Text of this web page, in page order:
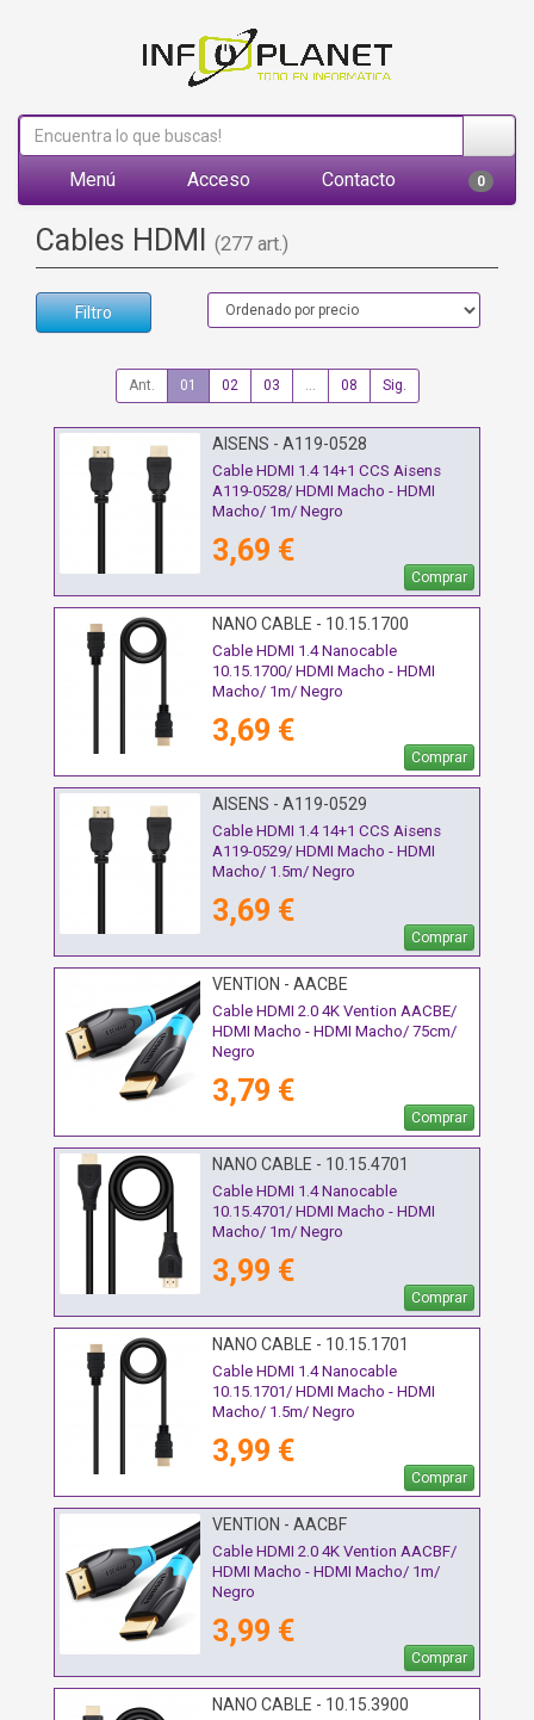
Menú Acceso Contacto 0
Cables HDMI (277 art.)
Filtro
Ant. 01 02 03 ... 08 Sig.
AISENS - A119-0528
Cable HDMI 1.4 14+1 CCS Aisens
A119-0528/ HDMI Macho - HDMI
Macho/ 1m/ Negro
3,69 €
Comprar
NANO CABLE - 10.15.1700
Cable HDMI 1.4 Nanocable
10.15.1700/ HDMI Macho - HDMI
Macho/ 1m/ Negro
3,69 €
Comprar
AISENS - A119-0529
Cable HDMI 1.4 14+1 CCS Aisens
A119-0529/ HDMI Macho - HDMI
Macho/ 1.5m/ Negro
3,69 €
Comprar
VENTION - AACBE
Cable HDMI 2.0 4K Vention AACBE/
HDMI Macho - HDMI Macho/ 75cm/
Negro
3,79 €
Comprar
NANO CABLE - 10.15.4701
Cable HDMI 1.4 Nanocable
10.15.4701/ HDMI Macho - HDMI
Macho/ 1m/ Negro
3,99 €
Comprar
NANO CABLE - 10.15.1701
Cable HDMI 1.4 Nanocable
10.15.1701/ HDMI Macho - HDMI
Macho/ 1.5m/ Negro
3,99 €
Comprar
VENTION - AACBF
Cable HDMI 2.0 4K Vention AACBF/
HDMI Macho - HDMI Macho/ 1m/
Negro
3,99 €
Comprar
NANO CABLE - 10.15.3900